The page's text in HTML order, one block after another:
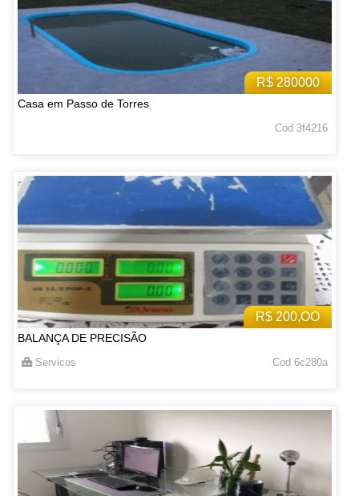
R$ 280000
Casa em Passo de Torres
Cod 3f4216
R$ 200,OO
BALANÇA DE PRECISÃO
Servicos Cod 6c280a